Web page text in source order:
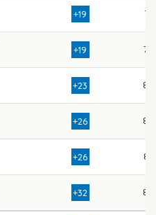
+19 77
+19 78
+23 80
+26 88
+26 87
+32 88